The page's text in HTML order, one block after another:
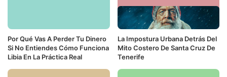
Por Qué Vas A Perder Tu Dinero
Si No Entiendes Cómo Funciona
Libia En La Práctica Real
La Impostura Urbana Detrás Del
Mito Costero De Santa Cruz De
Tenerife